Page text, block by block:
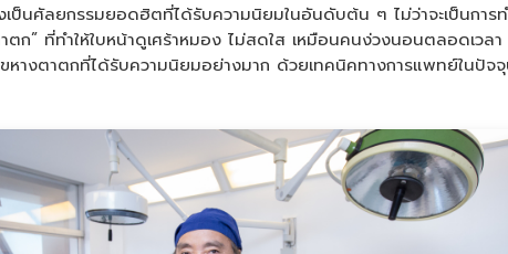
ป็นศัลยกรรมยอดฮิตที่ได้รับความนิยมในอันดับต้น ๆ ไม่ว่าจะเป็นกา
ก” ที่ทำให้ใบหน้าดูเศร้าหมอง ไม่สดใส เหมือนคนง่วงนอนตลอดเวล
างตาตกที่ได้รับความนิยมอย่างมาก ด้วยเทคนิคทางการแพทย์ในปั